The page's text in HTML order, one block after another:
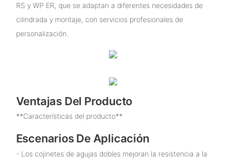
RS y WP ER, que se adaptan a diferentes necesidades de
cilindrada y montaje, con servicios profesionales de
personalización.
Ventajas Del Producto
**Características del producto**
Escenarios De Aplicación
- Los cojinetes de agujas dobles mejoran la resistencia a la